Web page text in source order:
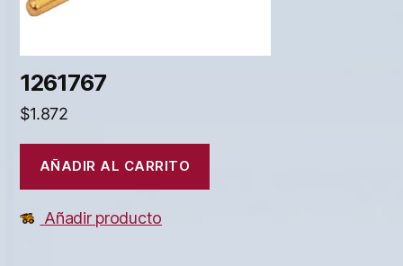
1261767
$1.872
AÑADIR AL CARRITO
Añadir producto